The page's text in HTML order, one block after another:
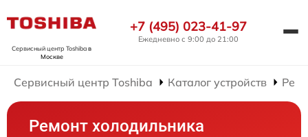
Сервисный центр Toshibaв
Москве
+7 (495) 023-41-97
Ежедневно с 9:00 до 21:00
Сервисный центр Toshiba Каталог устройств
Ремонт холодильника